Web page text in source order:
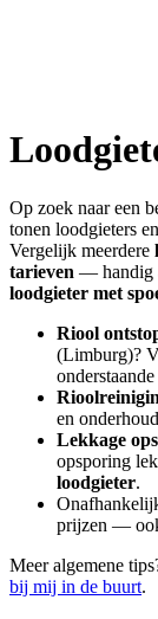
Op zoek naar een
tonen loodgieters
Vergelijk meerdere
tarieven — handig
loodgieter met
Riool
(Limburg)?
en
Lekkage
opsporing
loodgieter.
prijzen —
Meer algemene
bij mij in de buurt.